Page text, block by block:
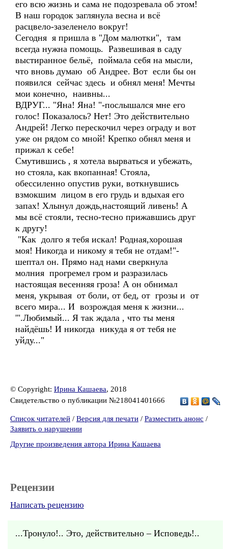
его всю жизнь и сама не подозревала об этом!
В наш городок заглянула весна и всё
расцвело-зазеленело вокруг!
Сегодня я пришла в "Дом малютки", там
всегда нужна помощь. Развешивая в саду
выстиранное бельё, поймала себя на мысли,
что вновь думаю об Андрее. Вот если бы он
появился сейчас здесь и обнял меня! Мечты
мои конечно, наивны...
ВДРУГ... "Яна! Яна! "-послышался мне его
голос! Показалось? Нет! Это действительно
Андрей! Легко перескочил через ограду и вот
уже он рядом со мной! Крепко обнял меня и
прижал к себе!
Смутившись , я хотела вырваться и убежать,
но стояла, как вкопанная! Стояла,
обессиленно опустив руки, воткнувшись
взмокшим лицом в его грудь и вдыхая его
запах! Хлынул дождь,настоящий ливень! А
мы всё стояли, тесно-тесно прижавшись друг
к другу!
"Как долго я тебя искал! Родная,хорошая
моя! Никогда и никому я тебя не отдам!"-
шептал он. Прямо над нами сверкнула
молния прогремел гром и разразилась
настоящая весенняя гроза! А он обнимал
меня, укрывая от боли, от бед, от грозы и от
всего мира... И возрождая меня к жизни...
'".Любимый... Я так ждала , что ты меня
найдёшь! И никогда никуда я от тебя не
уйду..."
© Copyright: Ирина Кашаева, 2018
Свидетельство о публикации №218041401666
Список читателей / Версия для печати / Разместить анонс /
Заявить о нарушении
Другие произведения автора Ирина Кашаева
Рецензии
Написать рецензию
...Тронуло!.. Это, действительно – Исповедь!..